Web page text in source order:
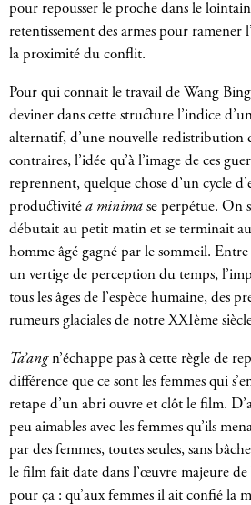
pour repousser le proche dans le
retentissement des armes pour ramener
la proximité du conflit.
Pour qui connait le travail de Wang
deviner dans cette structure l’indice
alternatif, d’une nouvelle redistribution
contraires, l’idée qu’à l’image de ces
reprennent, quelque chose d’un cycle
productivité a minima se perpétue. On
débutait au petit matin et se terminait
homme âgé gagné par le sommeil.
un vertige de perception du temps,
tous les âges de l’espèce humaine, des
rumeurs glaciales de notre XXIème
Ta’angn’échappe pas à cette règle de
différence que ce sont les femmes qui
retape d’un abri ouvre et clôt le film.
peu aimables avec les femmes qu’ils
par des femmes, toutes seules, sans
le film fait date dans l’œuvre majeure de
pour ça : qu’aux femmes il ait confié la